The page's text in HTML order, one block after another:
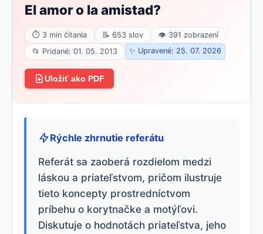
El amor o la amistad?
⏱ 3 min čítania 📝 653 slov
👁 391 zobrazení
📂 Pridané: 01. 05. 2013
✨ Upravené: 25. 07. 2026
Uložiť ako PDF
Rýchle zhrnutie referátu
Referát sa zaoberá rozdielom medzi
láskou a priateľstvom, pričom ilustruje
tieto koncepty prostredníctvom
príbehu o korytnačke a motýľovi.
Diskutuje o hodnotách priateľstva, jeho